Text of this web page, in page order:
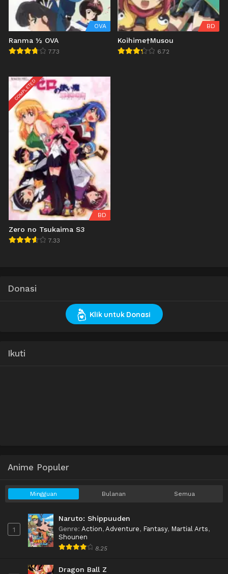
OVA
Ranma ½ OVA
7.73
BD
Koihime†Musou
6.72
COMPLETED
BD
Zero no Tsukaima S3
7.33
Donasi
Klik untuk Donasi
Ikuti
Anime Populer
Mingguan Bulanan Semua
1
Naruto: Shippuuden
Genre: Action, Adventure, Fantasy, Martial Arts,
Shounen
8.25
Dragon Ball Z